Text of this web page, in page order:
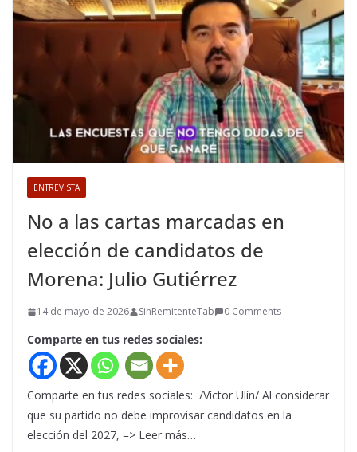
ENTREVISTA
No a las cartas marcadas en
elección de candidatos de
Morena: Julio Gutiérrez
14 de mayo de 2026 SinRemitenteTab 0 Comments
Comparte en tus redes sociales:
Comparte en tus redes sociales: /Víctor Ulín/ Al considerar
que su partido no debe improvisar candidatos en la
elección del 2027, => Leer más…